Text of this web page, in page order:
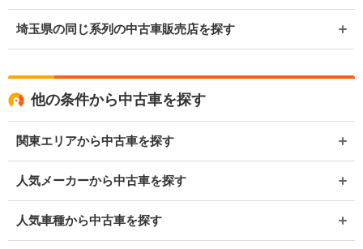
埼玉県の同じ系列の中古車販売店を探す
他の条件から中古車を探す
関東エリアから中古車を探す
人気メーカーから中古車を探す
人気車種から中古車を探す